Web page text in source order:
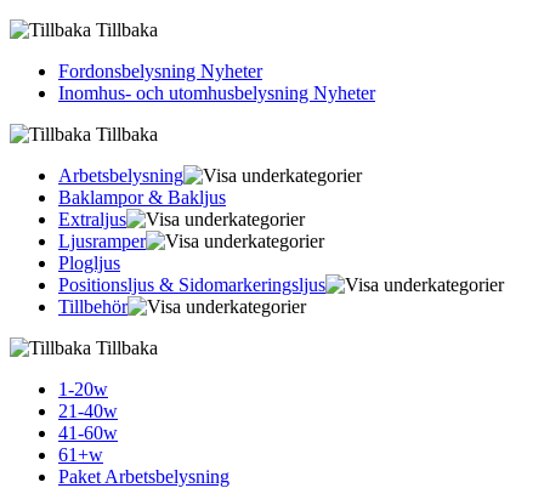
Tillbaka
Fordonsbelysning Nyheter
Inomhus- och utomhusbelysning Nyheter
Tillbaka
Arbetsbelysning
Baklampor & Bakljus
Extraljus
Ljusramper
Plogljus
Positionsljus & Sidomarkerings­ljus
Tillbehör
Tillbaka
1-20w
21-40w
41-60w
61+w
Paket Arbetsbelysning